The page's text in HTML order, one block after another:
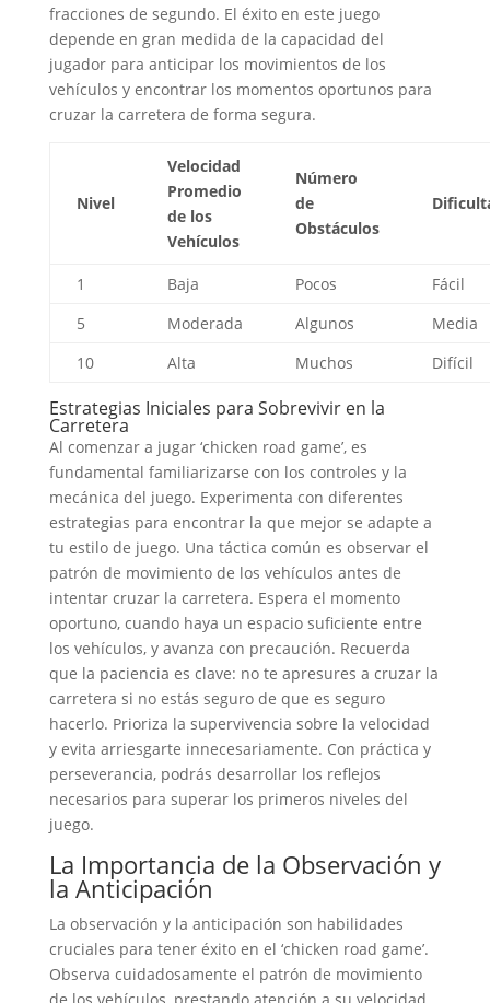
fracciones de segundo. El éxito en este juego
depende en gran medida de la capacidad del
jugador para anticipar los movimientos de los
vehículos y encontrar los momentos oportunos para
cruzar la carretera de forma segura.
Nivel
Velocidad
Promedio
de los
Vehículos
Número
de
Obstáculos
1 Baja Pocos
Fácil
5
Moderada Algunos
Media
10
Alta Muchos Difícil
Estrategias Iniciales para Sobrevivir en la
Carretera
Al comenzar a jugar ‘chicken road game’, es
fundamental familiarizarse con los controles y la
mecánica del juego. Experimenta con diferentes
estrategias para encontrar la que mejor se adapte a
tu estilo de juego. Una táctica común es observar el
patrón de movimiento de los vehículos antes de
intentar cruzar la carretera. Espera el momento
oportuno, cuando haya un espacio suficiente entre
los vehículos, y avanza con precaución. Recuerda
que la paciencia es clave: no te apresures a cruzar la
carretera si no estás seguro de que es seguro
hacerlo. Prioriza la supervivencia sobre la velocidad
y evita arriesgarte innecesariamente. Con práctica y
perseverancia, podrás desarrollar los reflejos
necesarios para superar los primeros niveles del
juego.
La Importancia de la Observación y
la Anticipación
La observación y la anticipación son habilidades
cruciales para tener éxito en el ‘chicken road game’.
Observa cuidadosamente el patrón de movimiento